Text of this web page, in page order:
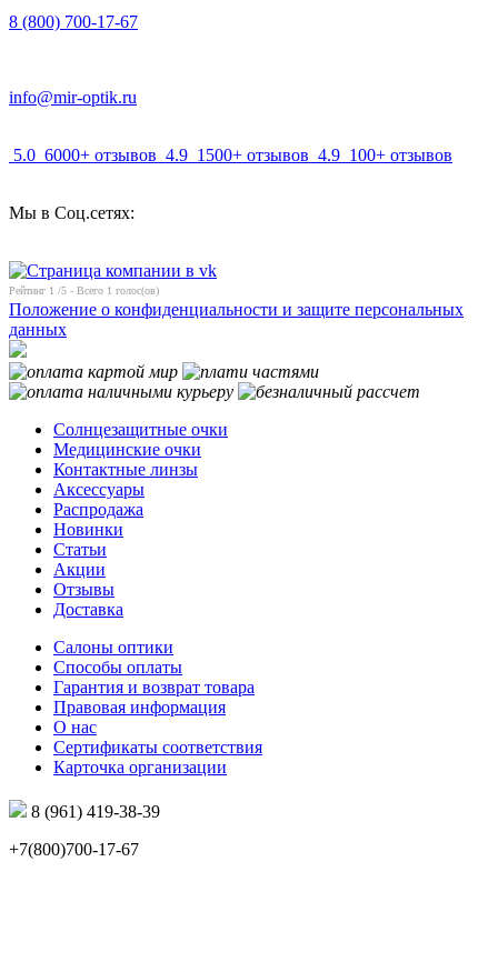
8 (800) 700-17-67
info@mir-optik.ru
5.0 6000+ отзывов 4.9 1500+ отзывов 4.9 100+ отзывов
Мы в Соц.сетях:
Рейтинг 1 /5 - Всего 1 голос(ов)
Положение о конфиденциальности и защите персональных
данных
Солнцезащитные очки
Медицинские очки
Контактные линзы
Аксессуары
Распродажа
Новинки
Статьи
Акции
Отзывы
Доставка
Салоны оптики
Способы оплаты
Гарантия и возврат товара
Правовая информация
О нас
Сертификаты соответствия
Карточка организации
8 (961) 419-38-39
+7(800)700-17-67